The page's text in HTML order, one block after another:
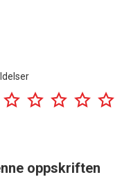
oppskriften